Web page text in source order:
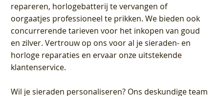
repareren, horlogebatterij te vervangen of
oorgaatjes professioneel te prikken. We bieden ook
concurrerende tarieven voor het inkopen van goud
en zilver. Vertrouw op ons voor al je sieraden- en
horloge reparaties en ervaar onze uitstekende
klantenservice.
Wil je sieraden personaliseren? Ons deskundige team